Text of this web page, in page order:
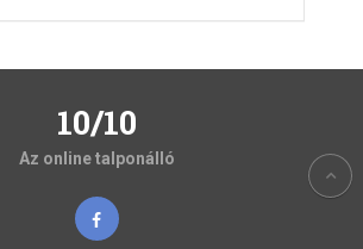
10/10
Az online talponálló